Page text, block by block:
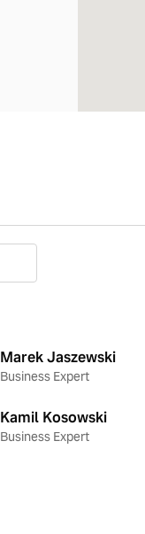
Marek Jaszewski
Business Expert
Kamil Kosowski
Business Expert